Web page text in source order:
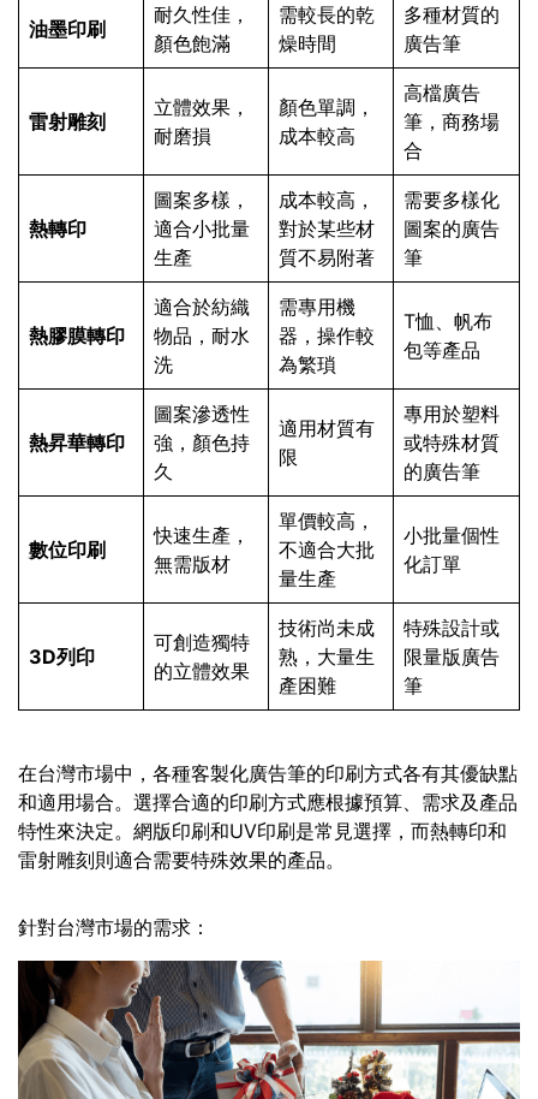
油墨印刷
耐久性佳，
顏色飽滿
需較長的乾
燥時間
多種材質的
廣告筆
雷射雕刻
立體效果，
耐磨損
顏色單調，
成本較高
高檔廣告
筆，商務場
合
熱轉印
圖案多樣，
適合小批量
生產
成本較高，
對於某些材
質不易附著
需要多樣化
圖案的廣告
筆
熱膠膜轉印
適合於紡織
物品，耐水
洗
需專用機
器，操作較
為繁瑣
T恤、帆布
包等產品
熱昇華轉印
圖案滲透性
強，顏色持
久
適用材質有
限
專用於塑料
或特殊材質
的廣告筆
數位印刷
快速生產，
無需版材
單價較高，
不適合大批
量生產
小批量個性
化訂單
3D列印
可創造獨特
的立體效果
技術尚未成
熟，大量生
產困難
特殊設計或
限量版廣告
筆
在台灣市場中，各種客製化廣告筆的印刷方式各有其優缺點
和適用場合。選擇合適的印刷方式應根據預算、需求及產品
特性來決定。網版印刷和UV印刷是常見選擇，而熱轉印和
雷射雕刻則適合需要特殊效果的產品。
針對台灣市場的需求：